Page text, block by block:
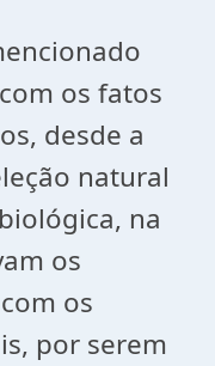
os fatos
desde a
natural
na
os
os
por serem